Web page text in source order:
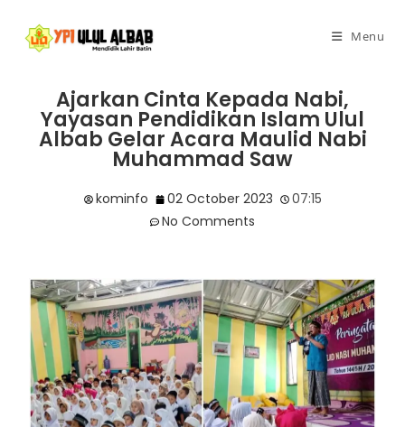
Menu
Ajarkan Cinta Kepada Nabi,
Yayasan Pendidikan Islam Ulul
Albab Gelar Acara Maulid Nabi
Muhammad Saw
kominfo 02 October 2023
07:15
No Comments